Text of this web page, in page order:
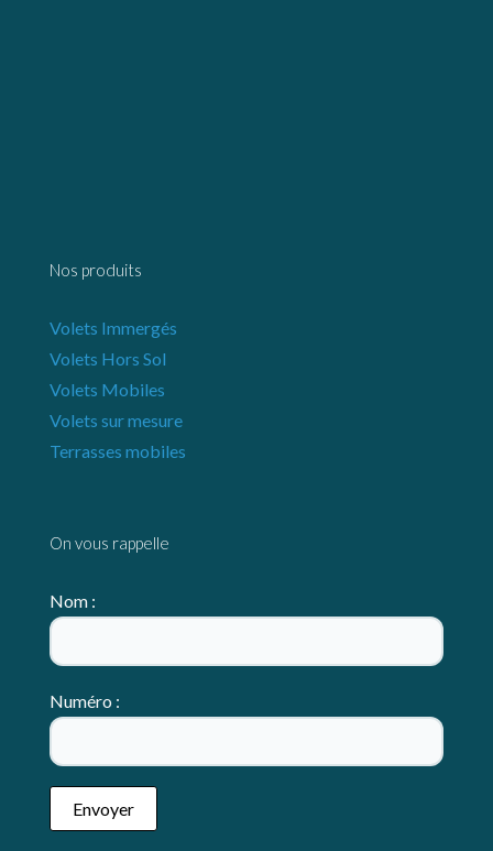
Nos produits
Volets Immergés
Volets Hors Sol
Volets Mobiles
Volets sur mesure
Terrasses mobiles
On vous rappelle
Nom :
Numéro :